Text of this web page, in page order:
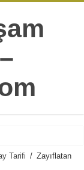
Gereken 7 Bilgi
Tarifi / Zayıflatan